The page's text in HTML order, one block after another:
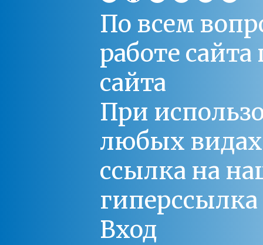
По всем
работе
сайта
При
любых
ссылка на
Вход